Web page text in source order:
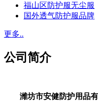
福山区防护服无尘服
国外透气防护服品牌
更多..
公司简介
潍坊市安健防护用品